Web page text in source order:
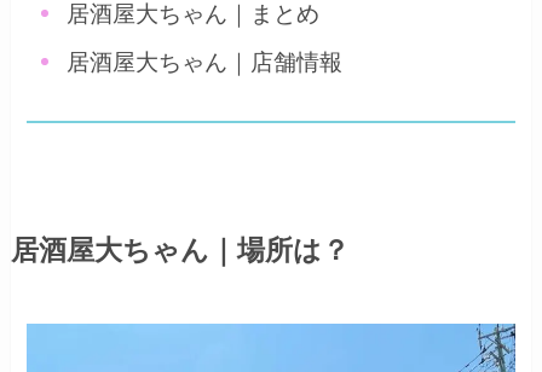
居酒屋大ちゃん｜まとめ
居酒屋大ちゃん｜店舗情報
居酒屋大ちゃん｜場所は？